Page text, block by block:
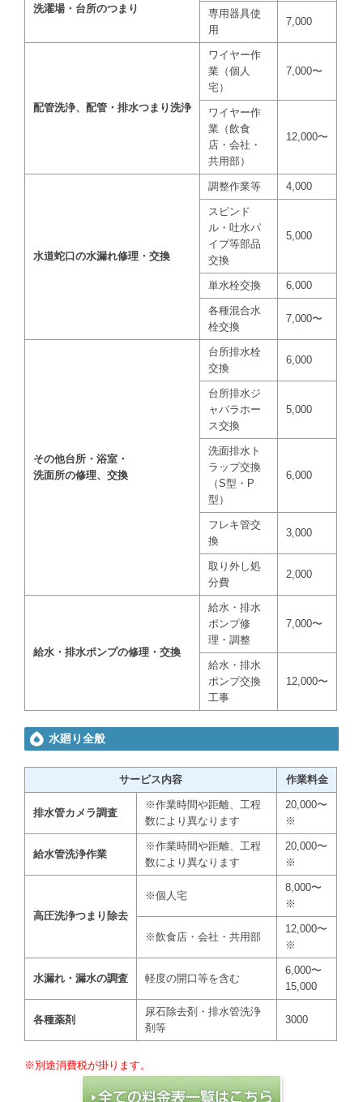
洗濯場・台所のつまり
専用器具使
用
7,000
配管洗浄、配管・排水つまり洗浄
ワイヤー作
業（個人
宅）
7,000〜
ワイヤー作
業（飲食
店・会社・
共用部）
12,000〜
水道蛇口の水漏れ修理・交換
調整作業等 4,000
スピンド
ル・吐水パ
イプ等部品
交換
5,000
単水栓交換 6,000
各種混合水
栓交換
7,000〜
その他台所・浴室・
洗面所の修理、交換
台所排水栓
交換
6,000
台所排水ジ
ャバラホー
ス交換
5,000
洗面排水ト
ラップ交換
（S型・P
型）
6,000
フレキ管交
換
3,000
取り外し処
分費
2,000
給水・排水ポンプの修理・交換
給水・排水
ポンプ修
理・調整
7,000〜
給水・排水
ポンプ交換
工事
12,000〜
水廻り全般
サービス内容 作業料金
排水管カメラ調査
※作業時間や距離、工程
数により異なります
20,000〜
※
給水管洗浄作業
※作業時間や距離、工程
数により異なります
20,000〜
※
高圧洗浄つまり除去
※個人宅
8,000〜
※
※飲食店・会社・共用部
12,000〜
※
水漏れ・漏水の調査 軽度の開口等を含む
6,000〜
15,000
各種薬剤
尿石除去剤・排水管洗浄
剤等
3000
※別途消費税が掛ります。